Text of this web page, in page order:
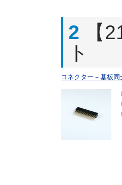
2
【
ト
コネクター－基板同